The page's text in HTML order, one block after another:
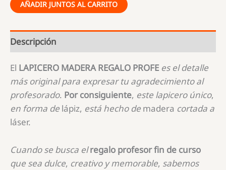
AÑADIR JUNTOS AL CARRITO
Descripción
El LAPICERO MADERA REGALO PROFE es el detalle
más original para expresar tu agradecimiento al
profesorado. Por consiguiente, este lapicero único,
en forma de lápiz, está hecho de madera cortada a
láser.
Cuando se busca el regalo profesor fin de curso
que sea dulce, creativo y memorable, sabemos